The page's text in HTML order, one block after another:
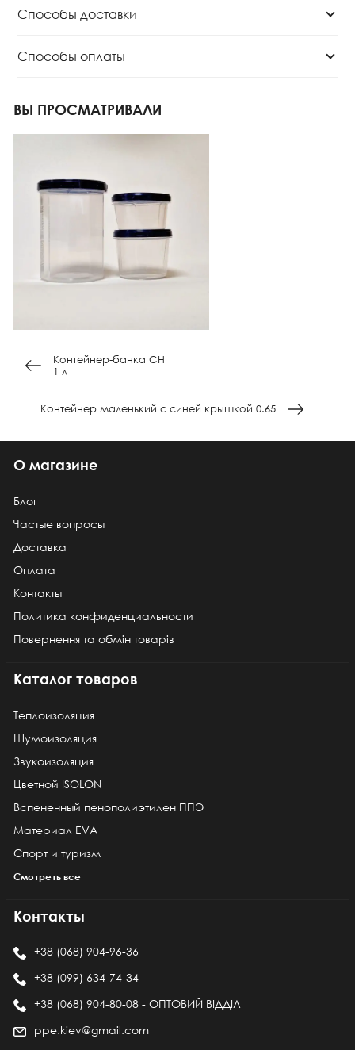
Способы доставки
Способы оплаты
ВЫ ПРОСМАТРИВАЛИ
Контейнер-банка СН
1 л
Контейнер маленький с синей крышкой 0.65
О магазине
Блог
Частые вопросы
Доставка
Оплата
Контакты
Политика конфиденциальности
Повернення та обмін товарів
Каталог товаров
Теплоизоляция
Шумоизоляция
Звукоизоляция
Цветной ISOLON
Вспененный пенополиэтилен ППЭ
Материал EVA
Спорт и туризм
Смотреть все
Контакты
+38 (068) 904-96-36
+38 (099) 634-74-34
+38 (068) 904-80-08 - ОПТОВИЙ ВІДДІЛ
ppe.kiev@gmail.com